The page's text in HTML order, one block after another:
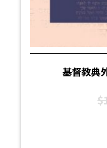
基督教典
$